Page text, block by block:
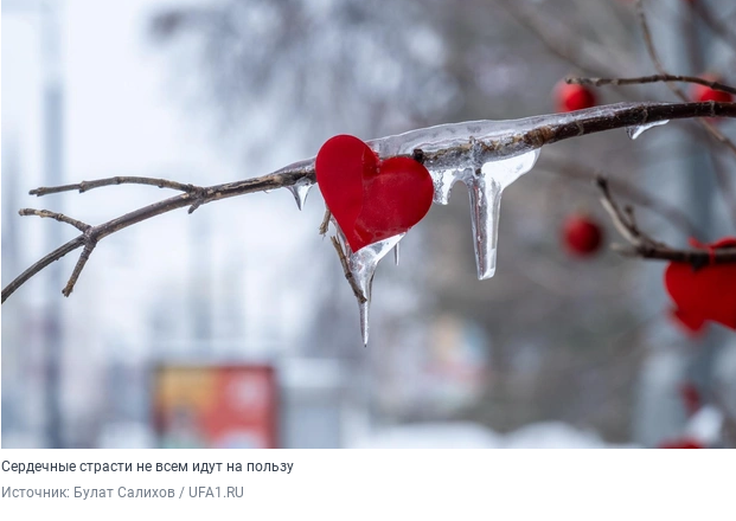
Сердечные страсти не всем идут на пользу
Источник: Булат Салихов / UFA1.RU